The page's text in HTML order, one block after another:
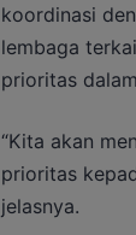
koordinasi
lembaga
prioritas
“Kita akan
prioritas
jelasnya.